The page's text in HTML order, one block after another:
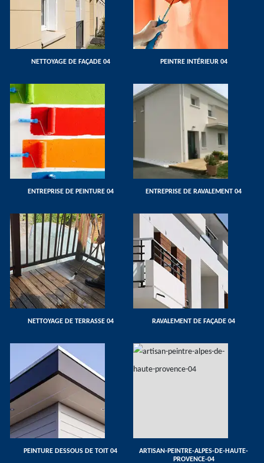
NETTOYAGE DE FAÇADE 04 PEINTRE INTÉRIEUR 04
ENTREPRISE DE PEINTURE 04 ENTREPRISE DE RAVALEMENT 04
NETTOYAGE DE TERRASSE 04 RAVALEMENT DE FAÇADE 04
PEINTURE DESSOUS DE TOIT 04
ARTISAN-PEINTRE-ALPES-DE-HAUTE-
PROVENCE-04